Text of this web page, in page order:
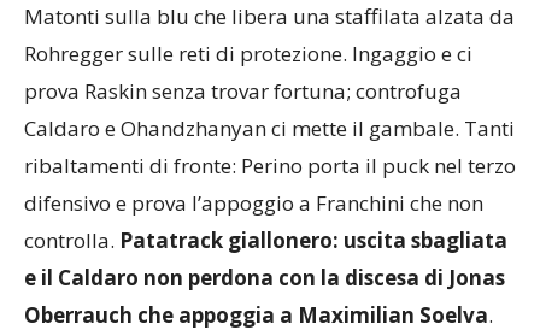
Matonti sulla blu che libera una staffilata alzata da
Rohregger sulle reti di protezione. Ingaggio e ci
prova Raskin senza trovar fortuna; controfuga
Caldaro e Ohandzhanyan ci mette il gambale. Tanti
ribaltamenti di fronte: Perino porta il puck nel terzo
difensivo e prova l’appoggio a Franchini che non
controlla. Patatrack giallonero: uscita sbagliata
e il Caldaro non perdona con la discesa di Jonas
Oberrauch che appoggia a Maximilian Soelva.